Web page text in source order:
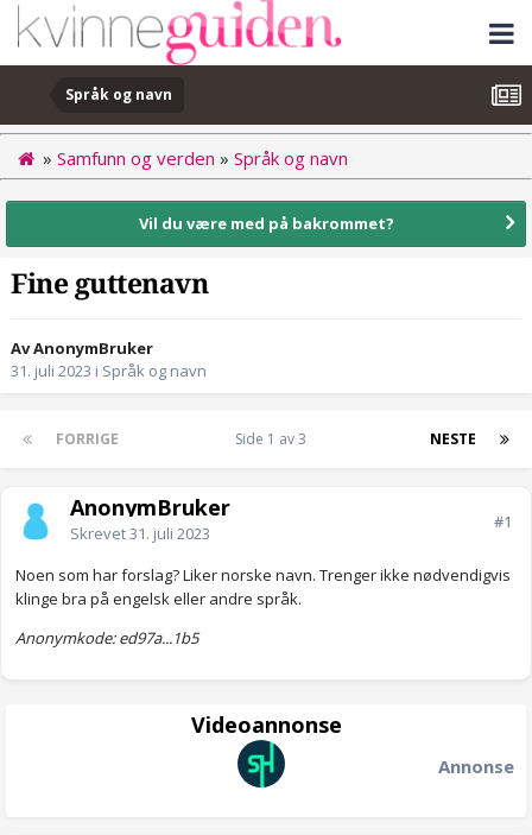
Språk og navn
» Samfunn og verden » Språk og navn
Vil du være med på bakrommet?
Fine guttenavn
Av AnonymBruker
31. juli 2023 i Språk og navn
FORRIGE NESTE
Side 1 av 3
AnonymBruker
Skrevet31. juli 2023
#1
Noen som har forslag? Liker norske navn. Trenger ikke nødvendigvis
klinge bra på engelsk eller andre språk.
Anonymkode: ed97a...1b5
Videoannonse
Annonse